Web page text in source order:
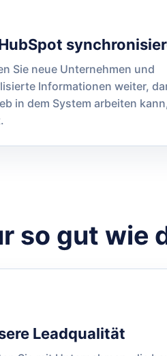
Sie neue Unternehmen und
Informationen weiter,
in dem System arbeiten
so gut wie
Leadqualität